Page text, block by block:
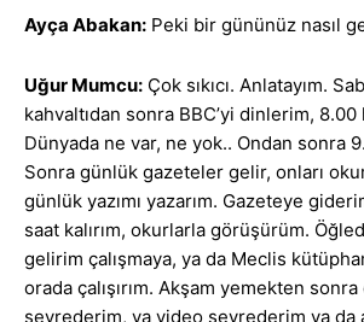
Ayça Abakan: Peki bir gününüz nasıl
Uğur Mumcu: Çok sıkıcı. Anlatayım.
kahvaltıdan sonra BBC’yi dinlerim,
Dünyada ne var, ne yok.. Ondan sonra
Sonra günlük gazeteler gelir, onları
günlük yazımı yazarım. Gazeteye
saat kalırım, okurlarla görüşürüm.
gelirim çalışmaya, ya da Meclis
orada çalışırım. Akşam yemekten
seyrederim, ya video seyrederim ya da